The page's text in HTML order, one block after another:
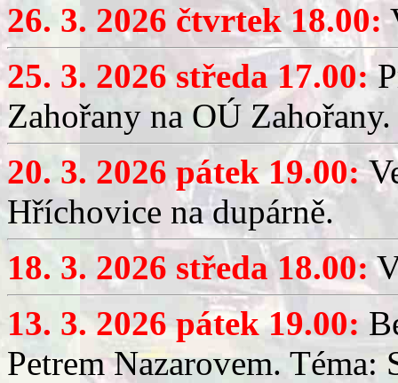
26. 3. 2026 čtvrtek 18.00:
25. 3. 2026 středa 17.00:
Zahořany na OÚ Zahořany.
20. 3. 2026 pátek 19.00:
Hříchovice na dupárně.
18. 3. 2026 středa 18.00:
13. 3. 2026 pátek 19.00:
Petrem Nazarovem. Téma: